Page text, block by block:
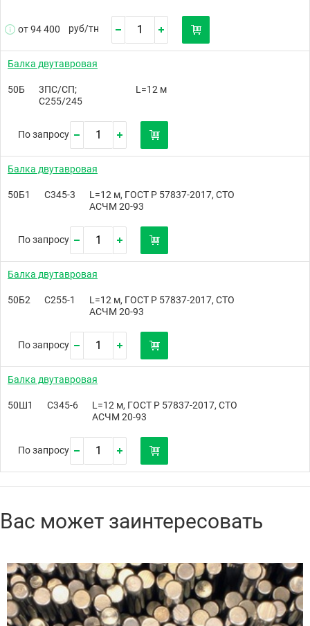
от 94 400 руб/тн
Балка двутавровая
50Б
3ПС/СП;
С255/245
L=12 м
По запросу
Балка двутавровая
50Б1 С345-3
L=12 м, ГОСТ Р 57837-2017, СТО
АСЧМ 20-93
По запросу
Балка двутавровая
50Б2 С255-1
L=12 м, ГОСТ Р 57837-2017, СТО
АСЧМ 20-93
По запросу
Балка двутавровая
50Ш1 С345-6
L=12 м, ГОСТ Р 57837-2017, СТО
АСЧМ 20-93
По запросу
Вас может заинтересовать